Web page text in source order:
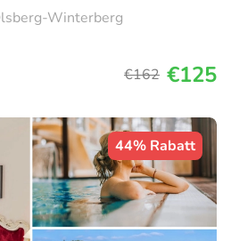
Winterberg
€162 €125
44% Rabatt